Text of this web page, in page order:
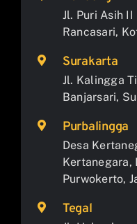
Jl. Puri Asih
Rancasari,
Surakarta
Jl. Kalingga
Banjarsari,
Purbalingga
Desa
Kertanegara,
Purwokerto,
Tegal